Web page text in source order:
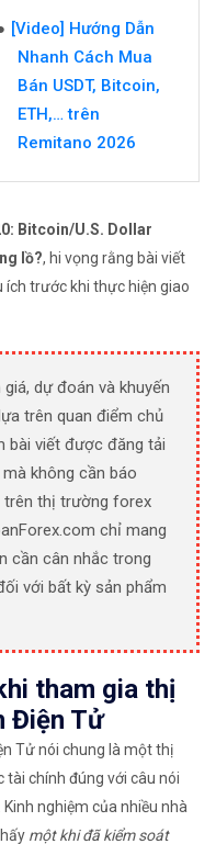
[Video] Hướng Dẫn
Nhanh Cách Mua
Bán USDT, Bitcoin,
ETH,… trên
Remitano 2026
Bitcoin/U.S. Dollar
lồ?, hi vọng rằng bài viết
trước khi thực hiện giao
dự đoán và khuyến
trên quan điểm chủ
bài viết được đăng tải
không cần báo
trên thị trường forex
chỉ mang
cần cân nhắc trong
với bất kỳ sản phẩm
tham gia thị
Điện Tử
Tử nói chung là một thị
chính đúng với câu nói
Kinh nghiệm của nhiều nhà
một khi đã kiểm soát